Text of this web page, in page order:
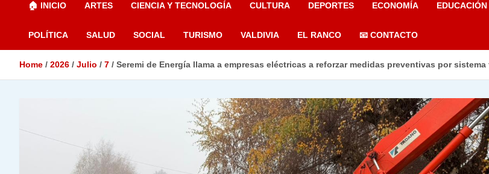
🏠 INICIO ARTES CIENCIA Y TECNOLOGÍA CULTURA DEPORTES ECONOMÍA EDUCACIÓN
POLÍTICA SALUD SOCIAL TURISMO VALDIVIA EL RANCO 📧 CONTACTO
Home 2026 Julio 7 Seremi de Energía llama a empresas eléctricas a reforzar medidas preventivas por